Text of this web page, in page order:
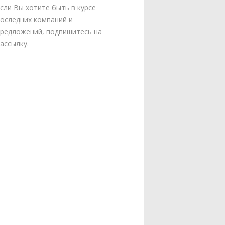
Вы хотите быть в курсе
компаний и
подпишитесь на